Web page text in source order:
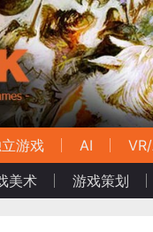
游戏 AI
美术 游戏策划